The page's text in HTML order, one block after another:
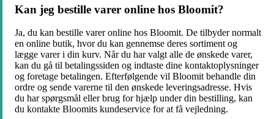
Kan jeg bestille varer online hos Bloomit?
Ja, du kan bestille varer online hos Bloomit. De tilbyder normalt
en online butik, hvor du kan gennemse deres sortiment og
lægge varer i din kurv. Når du har valgt alle de ønskede varer,
kan du gå til betalingssiden og indtaste dine kontaktoplysninger
og foretage betalingen. Efterfølgende vil Bloomit behandle din
ordre og sende varerne til den ønskede leveringsadresse. Hvis
du har spørgsmål eller brug for hjælp under din bestilling, kan
du kontakte Bloomits kundeservice for at få vejledning.